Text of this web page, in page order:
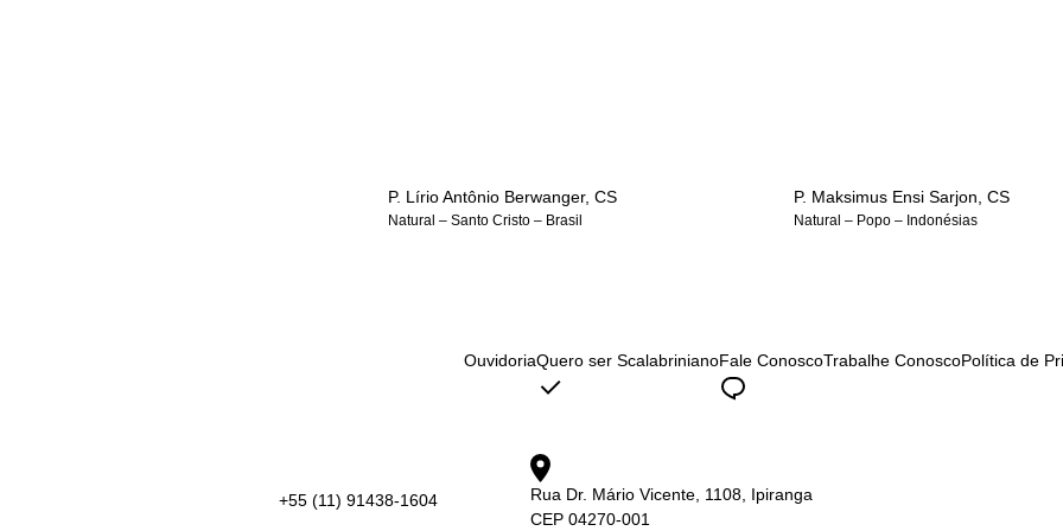
P. Lírio Antônio Berwanger, CS
Natural – Santo Cristo – Brasil
P. Maksimus Ensi Sarjon, CS
Natural – Popo – Indonésias
OuvidoriaQuero ser ScalabrinianoFale ConoscoTrabalhe ConoscoPolítica de
+55 (11) 91438-1604
Rua Dr. Mário Vicente, 1108, Ipiranga
CEP 04270-001